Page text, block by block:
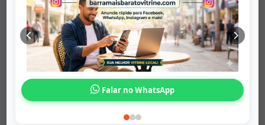
Falar no WhatsApp
Garrafa Térm...
barramaisbaratovitrine
Origem: barramaisbaratovitrine
Share WhatsAppTwitter Facebook